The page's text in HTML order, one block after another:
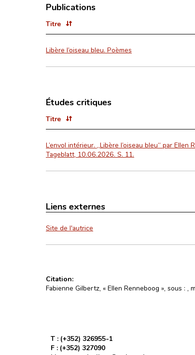
Publications
Titre
Libère l’oiseau bleu. Poèmes
Études critiques
Titre
L’envol intérieur. „Libère l’oiseau bleu“ par Ellen
Tageblatt, 10.06.2026. S. 11.
Liens externes
Site de l'autrice
Citation:
Fabienne Gilbertz, « Ellen Renneboog », sous : ,
T : (+352) 326955-1
F : (+352) 327090